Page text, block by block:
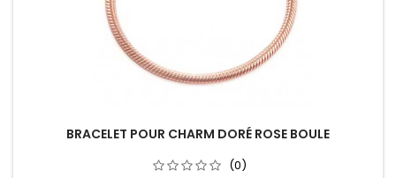
BRACELET POUR CHARM DORÉ ROSE BOULE
(0)